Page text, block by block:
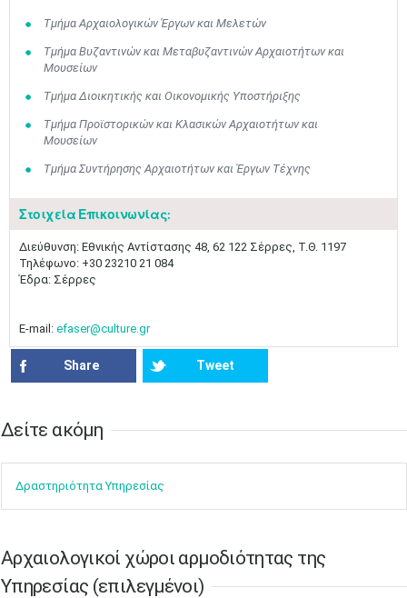
Τμήμα Αρχαιολογικών Έργων και Μελετών
Τμήμα Βυζαντινών και Μεταβυζαντινών Αρχαιοτήτων και
Μουσείων
Τμήμα Διοικητικής και Οικονομικής Υποστήριξης
Τμήμα Προϊστορικών και Κλασικών Αρχαιοτήτων και
Μουσείων
Τμήμα Συντήρησης Αρχαιοτήτων και Έργων Τέχνης
Στοιχεία Επικοινωνίας:
Διεύθυνση: Εθνικής Αντίστασης 48, 62 122 Σέρρες, Τ.Θ. 1197
Τηλέφωνο: +30 23210 21 084
Έδρα: Σέρρες
E-mail: efaser@culture.gr
Share Tweet
Δείτε ακόμη​​
Δραστηρ​ιότ​​ητα ​Υπηρεσίας
Aρχαιολογικοί χώροι αρμοδιότητας της
Υπηρεσίας (επιλεγμένοι)